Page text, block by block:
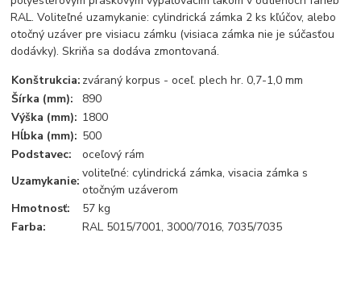
RAL. Voliteľné uzamykanie: cylindrická zámka 2 ks kľúčov, alebo
otočný uzáver pre visiacu zámku (visiaca zámka nie je súčasťou
dodávky). Skriňa sa dodáva zmontovaná.
Konštrukcia: zváraný korpus - oceľ. plech hr. 0,7-1,0 mm
Šírka (mm):
890
Výška (mm): 1800
Hĺbka (mm): 500
Podstavec:
oceľový rám
Uzamykanie:
voliteľné: cylindrická zámka, visacia zámka s
otočným uzáverom
Hmotnosť:
57 kg
Farba:
RAL 5015/7001, 3000/7016, 7035/7035